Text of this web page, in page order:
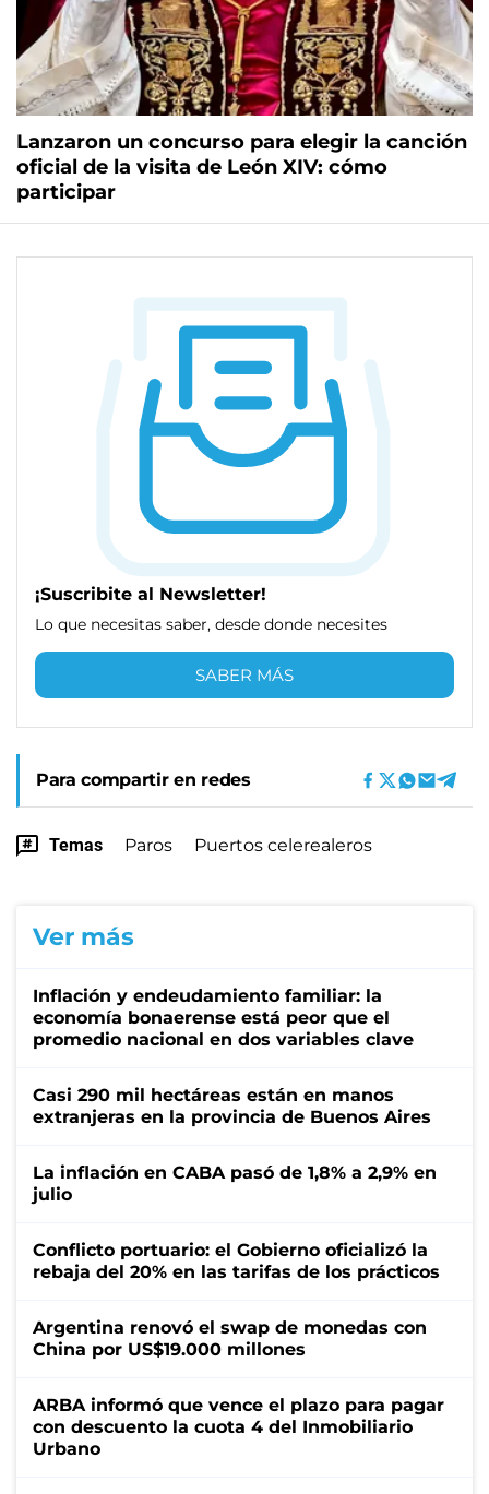
Lanzaron un concurso para elegir la canción
oficial de la visita de León XIV: cómo
participar
¡Suscribite al Newsletter!
Lo que necesitas saber, desde donde necesites
SABER MÁS
Para compartir en redes
Temas Paros Puertos celerealeros
Ver más
Inflación y endeudamiento familiar: la
economía bonaerense está peor que el
promedio nacional en dos variables clave
Casi 290 mil hectáreas están en manos
extranjeras en la provincia de Buenos Aires
La inflación en CABA pasó de 1,8% a 2,9% en
julio
Conflicto portuario: el Gobierno oficializó la
rebaja del 20% en las tarifas de los prácticos
Argentina renovó el swap de monedas con
China por US$19.000 millones
ARBA informó que vence el plazo para pagar
con descuento la cuota 4 del Inmobiliario
Urbano